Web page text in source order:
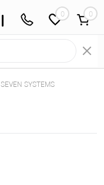
0
SEVEN SYSTEMS